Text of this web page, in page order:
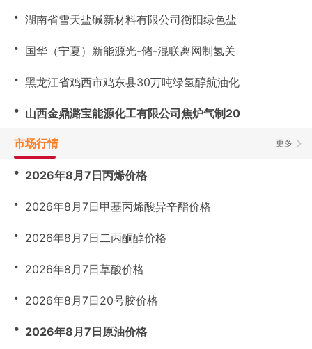
・ 湖南省雪天盐碱新材料有限公司衡阳绿色盐
・ 国华（宁夏）新能源光-储-混联离网制氢关
・ 黑龙江省鸡西市鸡东县30万吨绿氢醇航油化
・ 山西金鼎潞宝能源化工有限公司焦炉气制20
更多
市场行情
・ 2026年8月7日丙烯价格
・ 2026年8月7日甲基丙烯酸异辛酯价格
・ 2026年8月7日二丙酮醇价格
・ 2026年8月7日草酸价格
・ 2026年8月7日20号胶价格
・ 2026年8月7日原油价格